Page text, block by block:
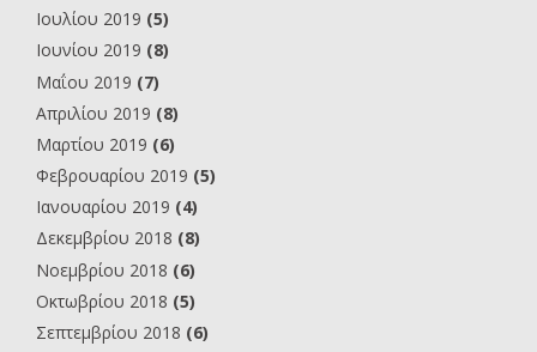
Ιουλίου 2019 (5)
Ιουνίου 2019 (8)
Μαΐου 2019 (7)
Απριλίου 2019 (8)
Μαρτίου 2019 (6)
Φεβρουαρίου 2019 (5)
Ιανουαρίου 2019 (4)
Δεκεμβρίου 2018 (8)
Νοεμβρίου 2018 (6)
Οκτωβρίου 2018 (5)
Σεπτεμβρίου 2018 (6)